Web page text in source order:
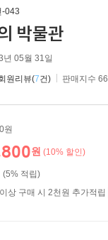
-043
박물관
년 05월 31일
원리뷰(7건) 판매지수 66
원
원 (10% 할인)
(5% 적립)
상 구매 시 2천원 추가적립